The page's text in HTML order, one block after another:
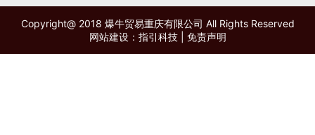
Copyright@ 2018 爆牛贸易重庆有限公司 All Rights Reserved
网站建设：指引科技| 免责声明